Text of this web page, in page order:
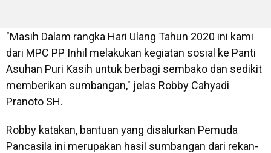
"Masih Dalam rangka Hari Ulang Tahun 2020 ini kami
dari MPC PP Inhil melakukan kegiatan sosial ke Panti
Asuhan Puri Kasih untuk berbagi sembako dan sedikit
memberikan sumbangan," jelas Robby Cahyadi
Pranoto SH.
Robby katakan, bantuan yang disalurkan Pemuda
Pancasila ini merupakan hasil sumbangan dari rekan-